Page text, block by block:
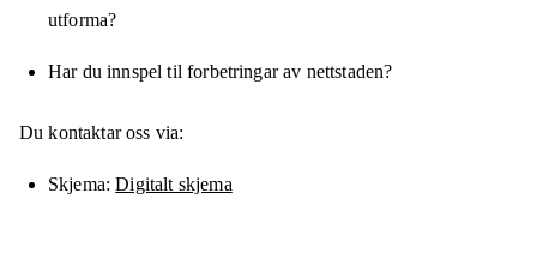
utforma?
Har du innspel til forbetringar av nettstaden?
Du kontaktar oss via:
Skjema Digitalt skjema